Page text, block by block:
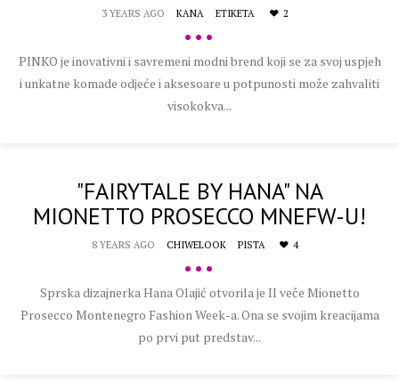
3 YEARS AGO KANA ETIKETA 2
•••
PINKO je inovativni i savremeni modni brend koji se za svoj uspjeh
i unkatne komade odjeće i aksesoare u potpunosti može zahvaliti
visokokva...
"FAIRYTALE BY HANA" NA
MIONETTO PROSECCO MNEFW-U!
8 YEARS AGO CHIWELOOK PISTA 4
•••
Sprska dizajnerka Hana Olajić otvorila je II veče Mionetto
Prosecco Montenegro Fashion Week-a. Ona se svojim kreacijama
po prvi put predstav...